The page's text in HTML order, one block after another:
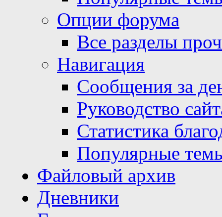
Опции форума
Все разделы
Навигация
Сообщения за
Руководство
Статистика
Популярные
Файловый архив
Дневники